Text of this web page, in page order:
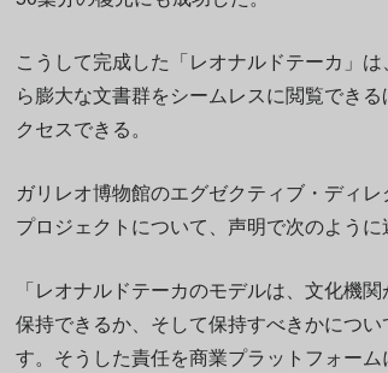
こうして完成した「レオナルドテーカ」
ら膨大な文書群をシームレスに閲覧でき
クセスできる。
ガリレオ博物館のエグゼクティブ・ディ
プロジェクトについて、声明で次のように
「レオナルドテーカのモデルは、文化機
保持できるか、そして保持すべきかにつ
す。そうした責任を商業プラットフォー